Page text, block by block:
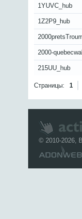
1YUVC_hub
1Z2P9_hub
2000-
215UU_hub
Страницы: 1
© 2010-2026,